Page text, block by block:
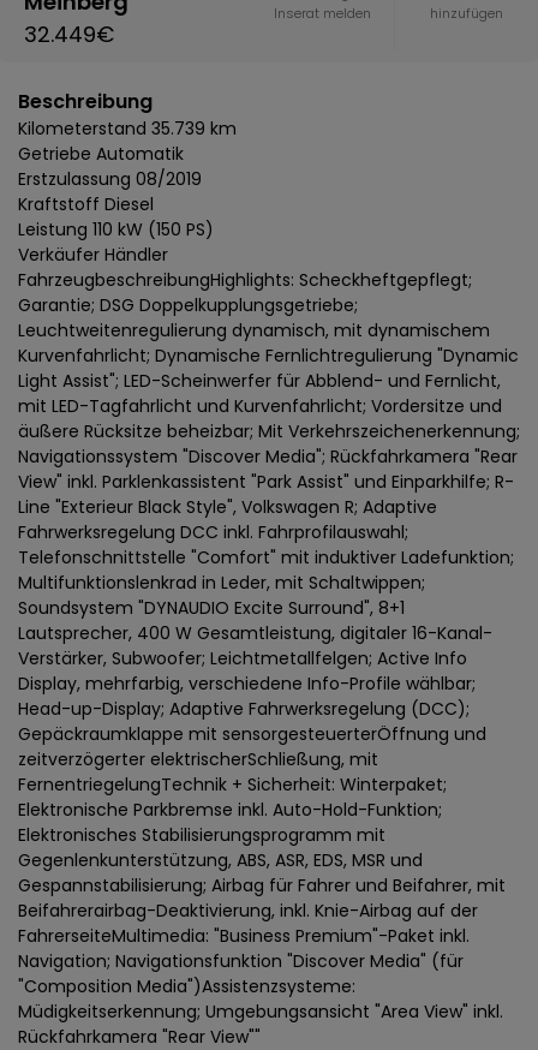
32.449€
Inserat melden
hinzufügen
Beschreibung
Kilometerstand 35.739 km
Getriebe Automatik
Erstzulassung 08/2019
Kraftstoff Diesel
Leistung 110 kW (150 PS)
Verkäufer Händler
FahrzeugbeschreibungHighlights: Scheckheftgepflegt;
Garantie; DSG Doppelkupplungsgetriebe;
Leuchtweitenregulierung dynamisch, mit dynamischem
Kurvenfahrlicht; Dynamische Fernlichtregulierung "Dynamic
Light Assist"; LED-Scheinwerfer für Abblend- und Fernlicht,
mit LED-Tagfahrlicht und Kurvenfahrlicht; Vordersitze und
äußere Rücksitze beheizbar; Mit Verkehrszeichenerkennung;
Navigationssystem "Discover Media"; Rückfahrkamera "Rear
View" inkl. Parklenkassistent "Park Assist" und Einparkhilfe; R-
Line "Exterieur Black Style", Volkswagen R; Adaptive
Fahrwerksregelung DCC inkl. Fahrprofilauswahl;
Telefonschnittstelle "Comfort" mit induktiver Ladefunktion;
Multifunktionslenkrad in Leder, mit Schaltwippen;
Soundsystem "DYNAUDIO Excite Surround", 8+1
Lautsprecher, 400 W Gesamtleistung, digitaler 16-Kanal-
Verstärker, Subwoofer; Leichtmetallfelgen; Active Info
Display, mehrfarbig, verschiedene Info-Profile wählbar;
Head-up-Display; Adaptive Fahrwerksregelung (DCC);
Gepäckraumklappe mit sensorgesteuerterÖffnung und
zeitverzögerter elektrischerSchließung, mit
FernentriegelungTechnik + Sicherheit: Winterpaket;
Elektronische Parkbremse inkl. Auto-Hold-Funktion;
Elektronisches Stabilisierungsprogramm mit
Gegenlenkunterstützung, ABS, ASR, EDS, MSR und
Gespannstabilisierung; Airbag für Fahrer und Beifahrer, mit
Beifahrerairbag-Deaktivierung, inkl. Knie-Airbag auf der
FahrerseiteMultimedia: "Business Premium"-Paket inkl.
Navigation; Navigationsfunktion "Discover Media" (für
"Composition Media")Assistenzsysteme:
Müdigkeitserkennung; Umgebungsansicht "Area View" inkl.
Rückfahrkamera "Rear View""